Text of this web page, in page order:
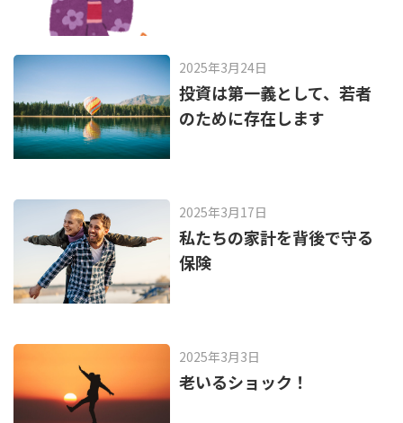
2025年3月24日
投資は第一義として、若者
のために存在します
2025年3月17日
私たちの家計を背後で守る
保険
2025年3月3日
老いるショック！